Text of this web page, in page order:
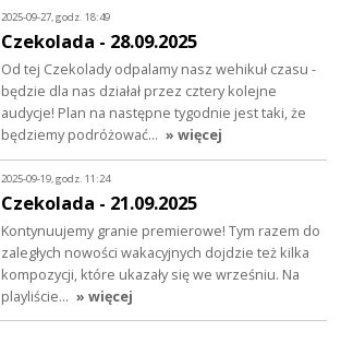
2025-09-27, godz. 18:49
Czekolada - 28.09.2025
Od tej Czekolady odpalamy nasz wehikuł czasu -
będzie dla nas działał przez cztery kolejne
audycje! Plan na następne tygodnie jest taki, że
będziemy podróżować… » więcej
2025-09-19, godz. 11:24
Czekolada - 21.09.2025
Kontynuujemy granie premierowe! Tym razem do
zaległych nowości wakacyjnych dojdzie też kilka
kompozycji, które ukazały się we wrześniu. Na
playliście… » więcej